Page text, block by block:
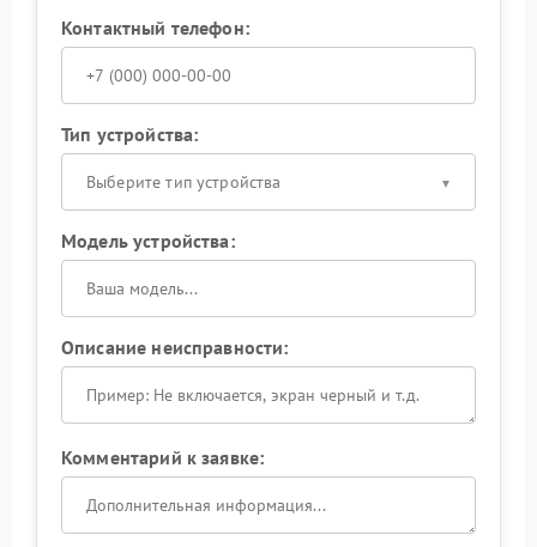
Контактный телефон:
Тип устройства:
Выберите тип устройства
Модель устройства:
Описание неисправности:
Комментарий к заявке: